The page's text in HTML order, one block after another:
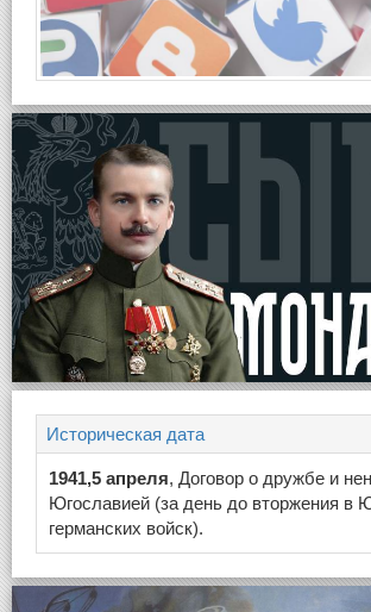
Историческая дата
1941,5 апреля, Договор о дружбе и
Югославией (за день до вторжения в
германских войск).